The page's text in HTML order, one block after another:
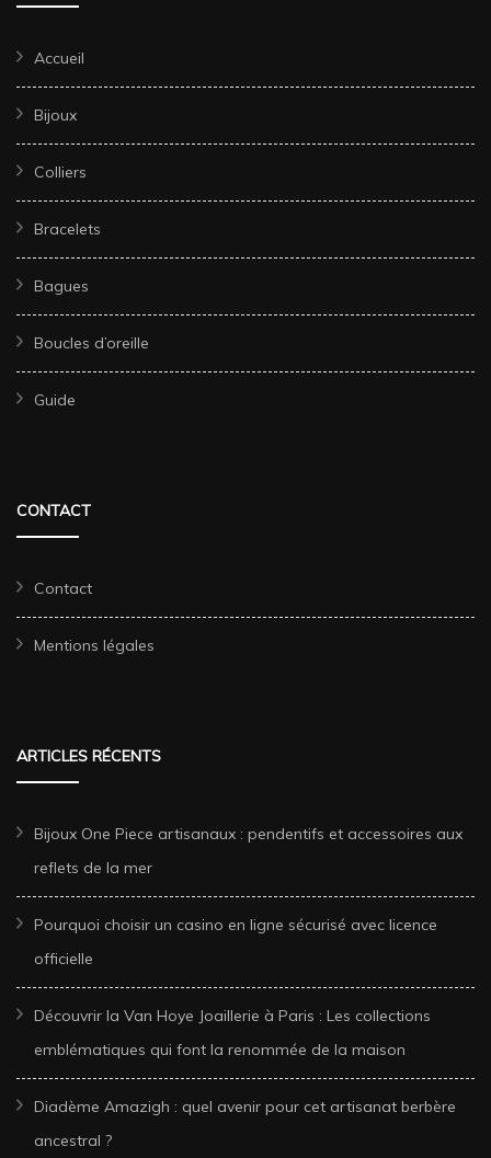
Accueil
Bijoux
Colliers
Bracelets
Bagues
Boucles d’oreille
Guide
CONTACT
Contact
Mentions légales
ARTICLES RÉCENTS
Bijoux One Piece artisanaux : pendentifs et accessoires aux
reflets de la mer
Pourquoi choisir un casino en ligne sécurisé avec licence
officielle
Découvrir la Van Hoye Joaillerie à Paris : Les collections
emblématiques qui font la renommée de la maison
Diadème Amazigh : quel avenir pour cet artisanat berbère
ancestral ?